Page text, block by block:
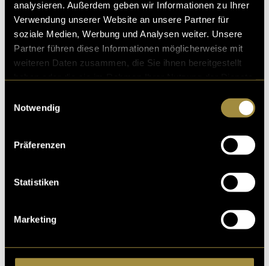
analysieren. Außerdem geben wir Informationen zu Ihrer
Verwendung unserer Website an unsere Partner für
soziale Medien, Werbung und Analysen weiter. Unsere
Partner führen diese Informationen möglicherweise mit
weiteren Daten zusammen, die Sie ihnen bereitgestellt
Notwendig
Präferenzen
Statistiken
Marketing
Das Spiel endet, sobald eine Persondrei Punkte
erreicht hat. Anschliessend wird der Punktestand
automatisch auf0:0 zurückgesetztund eine neue
Runde beginnt.
https://ponggame72.netlify.app